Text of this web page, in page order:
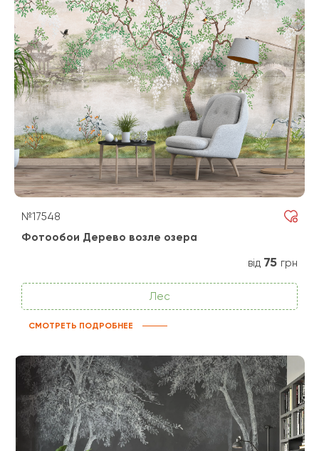
№17548
Фотообои Дерево возле озера
від 75 грн
Лес
СМОТРЕТЬ ПОДРОБНЕЕ